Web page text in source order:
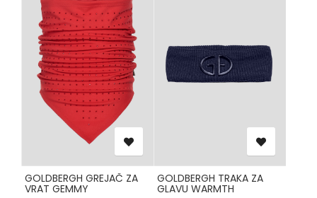
GOLDBERGH GREJAČ ZA
VRAT GEMMY
GOLDBERGH TRAKA ZA
GLAVU WARMTH